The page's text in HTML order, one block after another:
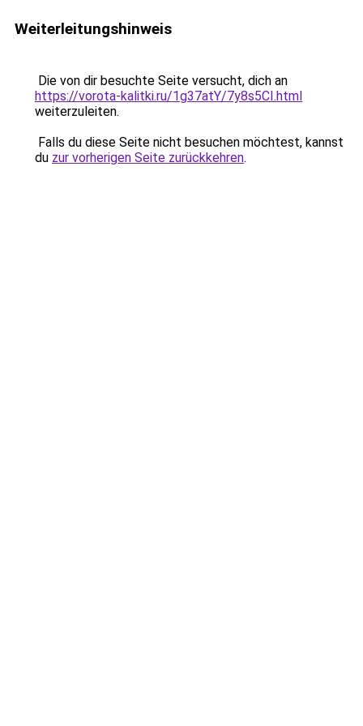
Weiterleitungshinweis
Die von dir besuchte Seite versucht, dich an
https://vorota-kalitki.ru/1g37atY/7y8s5CI.html
weiterzuleiten.
Falls du diese Seite nicht besuchen möchtest, kannst
du zur vorherigen Seite zurückkehren.